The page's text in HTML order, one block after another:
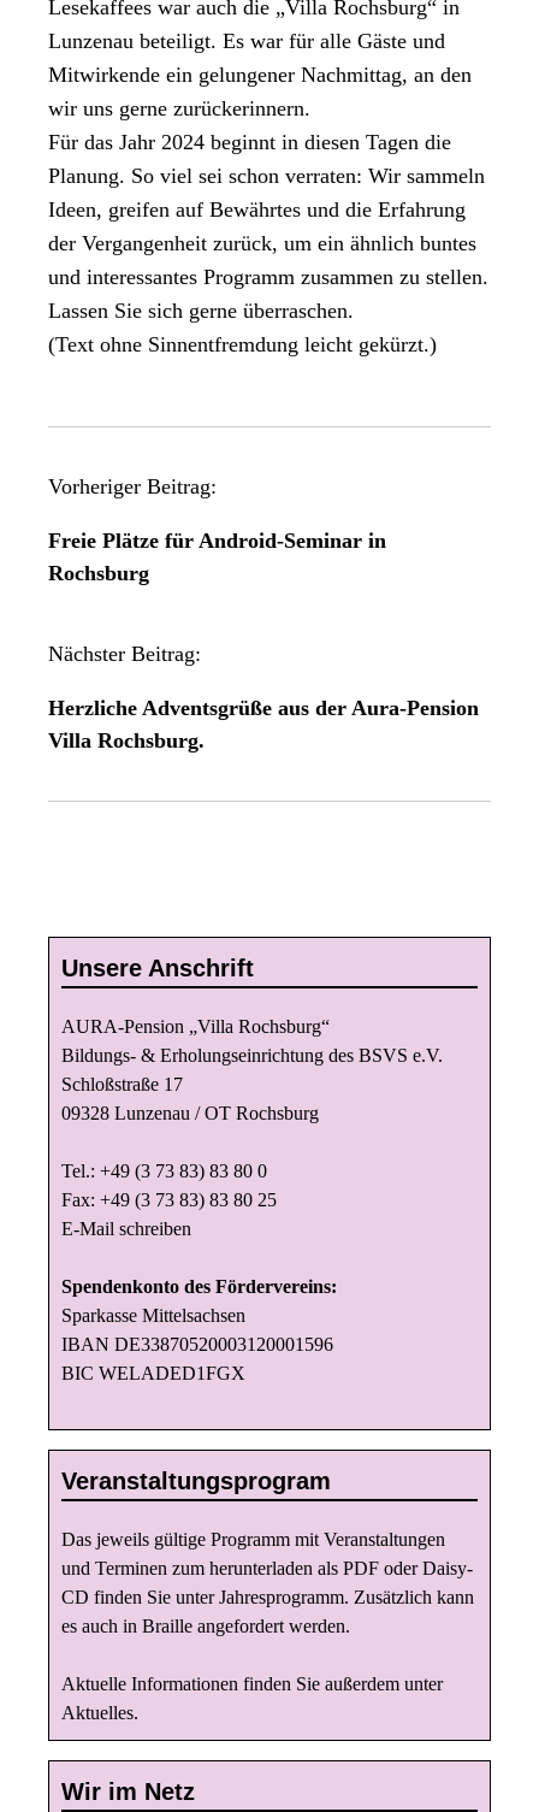
Lesekaffees war auch die „Villa Rochsburg“ in
Lunzenau beteiligt. Es war für alle Gäste und
Mitwirkende ein gelungener Nachmittag, an den
wir uns gerne zurückerinnern.
Für das Jahr 2024 beginnt in diesen Tagen die
Planung. So viel sei schon verraten: Wir sammeln
Ideen, greifen auf Bewährtes und die Erfahrung
der Vergangenheit zurück, um ein ähnlich buntes
und interessantes Programm zusammen zu stellen.
Lassen Sie sich gerne überraschen.
(Text ohne Sinnentfremdung leicht gekürzt.)
B
i
t
a
s
n
v
t
Vorheriger Beitrag:
Freie Plätze für Android-Seminar in
Rochsburg
Nächster Beitrag:
Herzliche Adventsgrüße aus der Aura-Pension
Villa Rochsburg.
Unsere Anschrift
AURA-Pension „Villa Rochsburg“
Bildungs- & Erholungseinrichtung des BSVS e.V.
Schloßstraße 17
09328 Lunzenau / OT Rochsburg
Tel.: +49 (3 73 83) 83 80 0
Fax: +49 (3 73 83) 83 80 25
E-Mail schreiben
Spendenkonto des Fördervereins:
Sparkasse Mittelsachsen
IBAN DE33870520003120001596
BIC WELADED1FGX
Veranstaltungsprogram
Das jeweils gültige Programm mit Veranstaltungen
und Terminen zum herunterladen als PDF oder Daisy-
CD finden Sie unterJahresprogramm. Zusätzlich kann
es auch in Braille angefordert werden.
Aktuelle Informationen finden Sie außerdem unter
Aktuelles.
Wir im Netz